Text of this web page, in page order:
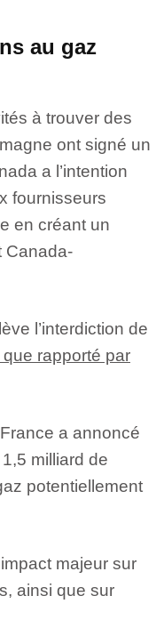
au gaz
à trouver des
ont signé un
a l’intention
fournisseurs
en créant un
Canada-
l’interdiction de
que rapporté par
a annoncé
milliard de
potentiellement
majeur sur
ainsi que sur